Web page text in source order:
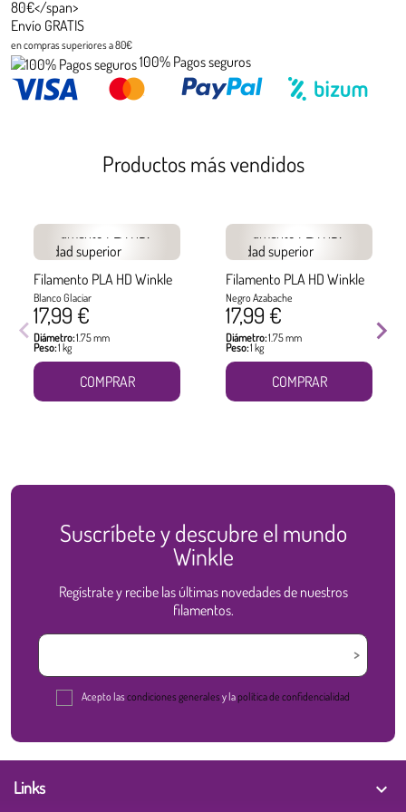
Envío GRATIS
en compras superiores a 80€
100% Pagos seguros
Productos más vendidos
Filamento PLA HD Winkle
Blanco Glaciar
17,99 €
Diámetro:1.75 mm
Peso:1 kg
COMPRAR
Filamento PLA HD Winkle
Negro Azabache
17,99 €
Diámetro:1.75 mm
Peso:1 kg
COMPRAR
Suscríbete y descubre el mundo
Winkle
Regístrate y recibe las últimas novedades de nuestros
filamentos.
Acepto lascondiciones generales y lapolítica de confidencialidad
Links 